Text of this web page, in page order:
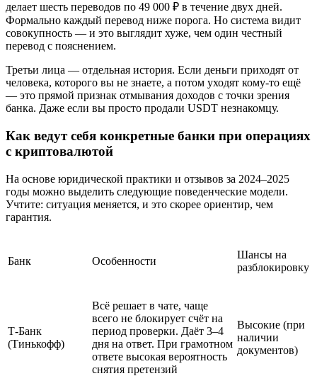
делает шесть переводов по 49 000 ₽ в течение двух дней.
Формально каждый перевод ниже порога. Но система видит
совокупность — и это выглядит хуже, чем один честный
перевод с пояснением.
Третьи лица — отдельная история. Если деньги приходят от
человека, которого вы не знаете, а потом уходят кому-то ещё
— это прямой признак отмывания доходов с точки зрения
банка. Даже если вы просто продали USDT незнакомцу.
Как ведут себя конкретные банки при операциях
с криптовалютой
На основе юридической практики и отзывов за 2024–2025
годы можно выделить следующие поведенческие модели.
Учтите: ситуация меняется, и это скорее ориентир, чем
гарантия.
Банк Особенности
Шансы на
разблокировку
Т-Банк
(Тинькофф)
Всё решает в чате, чаще
всего не блокирует счёт на
период проверки. Даёт 3–4
дня на ответ. При грамотном
ответе высокая вероятность
снятия претензий
Высокие (при
наличии
документов)